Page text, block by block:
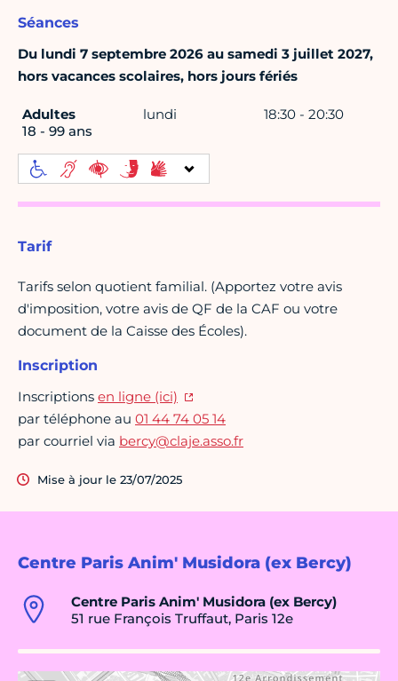
Centre Paris Anim' Musidora (ex Bercy)
Centre Paris Anim' Musidora (ex Bercy)
51 rue François Truffaut, Paris 12e
Séances
Du lundi 7 septembre 2026 au samedi 3 juillet 2027,
hors vacances scolaires, hors jours fériés
Adultes
18 - 99 ans
lundi 18:30 - 20:30
Tarif
Tarifs selon quotient familial. (Apportez votre avis
d'imposition, votre avis de QF de la CAF ou votre
document de la Caisse des Écoles).
Inscription
Inscriptions en ligne (ici)
par téléphone au 01 44 74 05 14
par courriel via bercy@claje.asso.fr
Mise à jour le 23/07/2025